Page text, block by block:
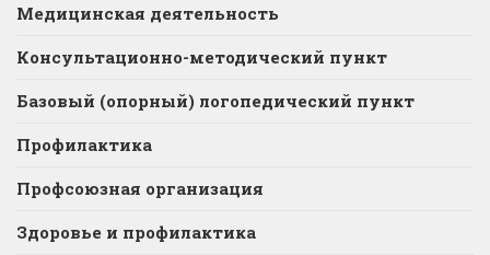
Медицинская деятельность
Консультационно-методический пункт
Базовый (опорный) логопедический пункт
Профилактика
Профсоюзная организация
Здоровье и профилактика